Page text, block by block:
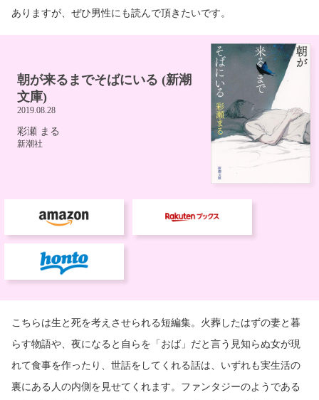
ありますが、ぜひ男性にも読んで頂きたいです。
こちらは生と死を考えさせられる短編集。火葬したはずの妻と暮
らす物語や、夜になると自らを「おば」だと言う見知らぬ女が現
れて食事を作ったり、世話をしてくれる話は、いずれも実生活の
裏にある人の内側を見せてくれます。ファンタジーのようである